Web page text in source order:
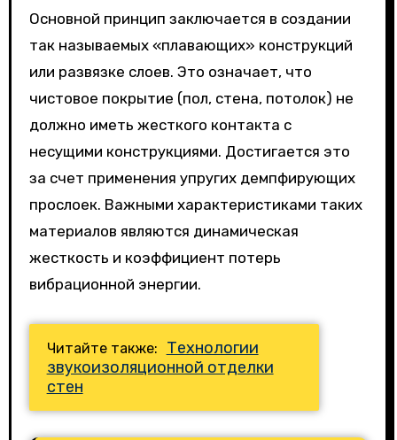
Основной принцип заключается в создании
так называемых «плавающих» конструкций
или развязке слоев. Это означает, что
чистовое покрытие (пол, стена, потолок) не
должно иметь жесткого контакта с
несущими конструкциями. Достигается это
за счет применения упругих демпфирующих
прослоек. Важными характеристиками таких
материалов являются динамическая
жесткость и коэффициент потерь
вибрационной энергии.
Читайте также:
Технологии
звукоизоляционной отделки
стен